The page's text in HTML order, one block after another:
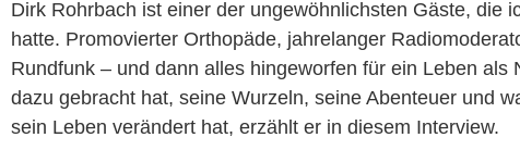
Dirk Rohrbach ist einer der ungewöhnlichsten Gäste, die
hatte. Promovierter Orthopäde, jahrelanger
Rundfunk – und dann alles hingeworfen für ein Leben als
dazu gebracht hat, seine Wurzeln, seine Abenteuer und
sein Leben verändert hat, erzählt er in diesem Interview.